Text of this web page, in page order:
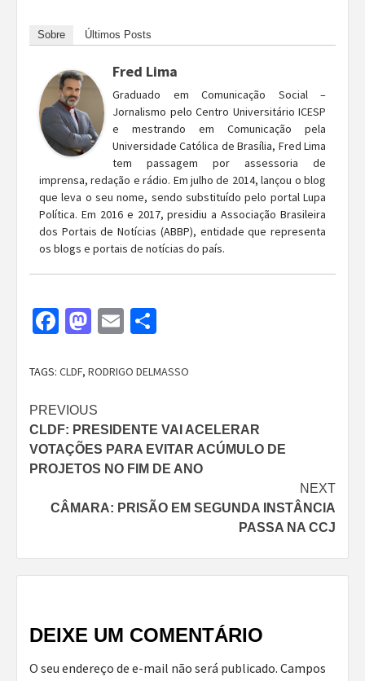
Sobre Últimos Posts
Fred Lima
Graduado em Comunicação Social –
Jornalismo pelo Centro Universitário ICESP
e mestrando em Comunicação pela
Universidade Católica de Brasília, Fred Lima
tem passagem por assessoria de
imprensa, redação e rádio. Em julho de 2014, lançou o blog
que leva o seu nome, sendo substituído pelo portal Lupa
Política. Em 2016 e 2017, presidiu a Associação Brasileira
dos Portais de Notícias (ABBP), entidade que representa
os blogs e portais de notícias do país.
Facebook
Mastodon
Email
TAGS: CLDF, RODRIGO DELMASSO
Continue
Reading
PREVIOUS
CLDF: PRESIDENTE VAI ACELERAR
VOTAÇÕES PARA EVITAR ACÚMULO DE
PROJETOS NO FIM DE ANO
NEXT
CÂMARA: PRISÃO EM SEGUNDA INSTÂNCIA
PASSA NA CCJ
DEIXE UM COMENTÁRIO
O seu endereço de e-mail não será publicado. Campos